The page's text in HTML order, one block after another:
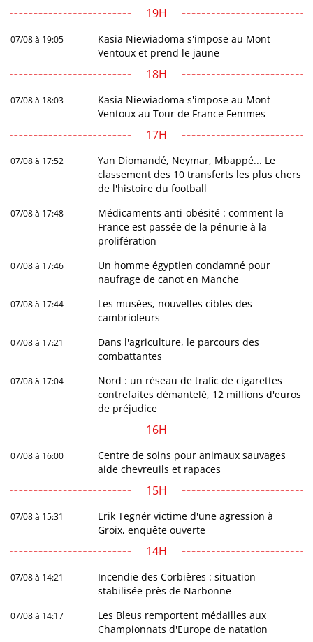
19H
07/08 à 19:05
Kasia Niewiadoma s'impose au Mont
Ventoux et prend le jaune
18H
07/08 à 18:03
Kasia Niewiadoma s'impose au Mont
Ventoux au Tour de France Femmes
17H
07/08 à 17:52
Yan Diomandé, Neymar, Mbappé... Le
classement des 10 transferts les plus chers
de l'histoire du football
07/08 à 17:48
Médicaments anti-obésité : comment la
France est passée de la pénurie à la
prolifération
07/08 à 17:46
Un homme égyptien condamné pour
naufrage de canot en Manche
07/08 à 17:44
Les musées, nouvelles cibles des
cambrioleurs
07/08 à 17:21
Dans l'agriculture, le parcours des
combattantes
07/08 à 17:04
Nord : un réseau de trafic de cigarettes
contrefaites démantelé, 12 millions d'euros
de préjudice
16H
07/08 à 16:00
Centre de soins pour animaux sauvages
aide chevreuils et rapaces
15H
07/08 à 15:31
Erik Tegnér victime d'une agression à
Groix, enquête ouverte
14H
07/08 à 14:21
Incendie des Corbières : situation
stabilisée près de Narbonne
07/08 à 14:17
Les Bleus remportent médailles aux
Championnats d'Europe de natation